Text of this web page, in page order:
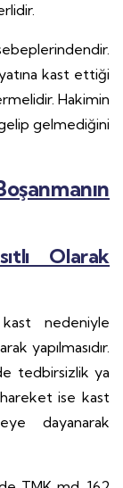
kast ettiği
Hakimin
gelmediğini
Olarak
nedeniyle
yapılmasıdır.
tedbirsizlik ya
ise kast
dayanarak